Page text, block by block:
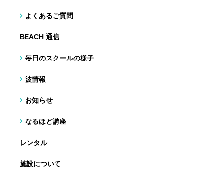
よくあるご質問
BEACH 通信
毎日のスクールの様子
波情報
お知らせ
なるほど講座
レンタル
施設について